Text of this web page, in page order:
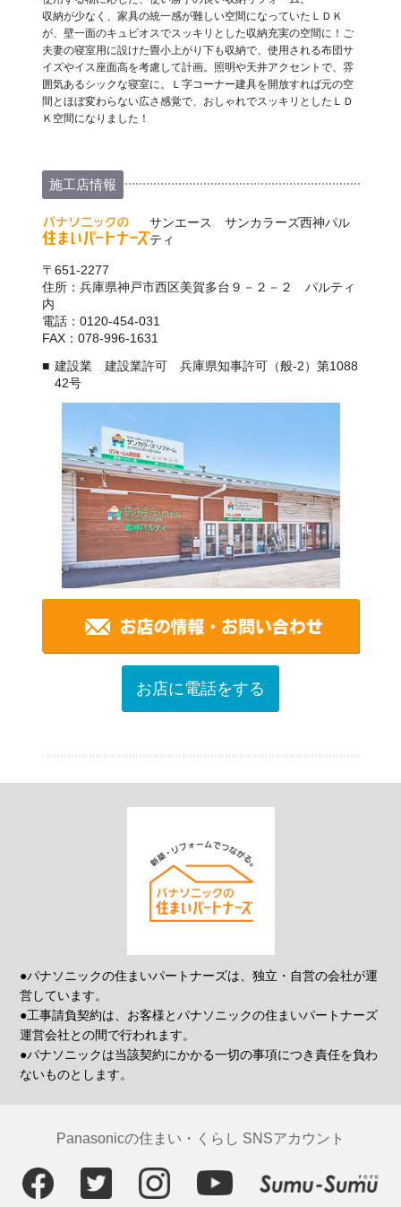
収納が少なく、家具の統一感が難しい空間になっていたＬＤＫ
が、壁一面のキュビオスでスッキリとした収納充実の空間に！ご
夫妻の寝室用に設けた畳小上がり下も収納で、使用される布団サ
イズやイス座面高を考慮して計画。照明や天井アクセントで、雰
囲気あるシックな寝室に。Ｌ字コーナー建具を開放すれば元の空
間とほぼ変わらない広さ感覚で、おしゃれでスッキリとしたＬＤ
Ｋ空間になりました！
施工店情報
サンエース サンカラーズ西神パル
ティ
〒651-2277
住所：兵庫県神戸市西区美賀多台９－２－２ パルティ
内
電話：0120-454-031
FAX：078-996-1631
建設業 建設業許可 兵庫県知事許可（般-2）第1088
42号
お店に電話をする
●パナソニックの住まいパートナーズは、独立・自営の会社が運
営しています。
●工事請負契約は、お客様とパナソニックの住まいパートナーズ
運営会社との間で行われます。
●パナソニックは当該契約にかかる一切の事項につき責任を負わ
ないものとします。
Panasonicの住まい・くらし SNSアカウント